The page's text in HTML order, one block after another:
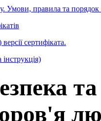
Умови, правила та порядок
сертифіката.